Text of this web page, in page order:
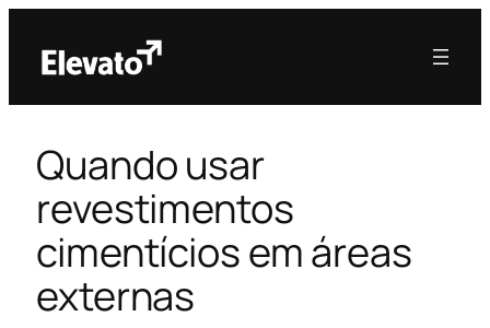
Quando usar
revestimentos
cimentícios em áreas
externas